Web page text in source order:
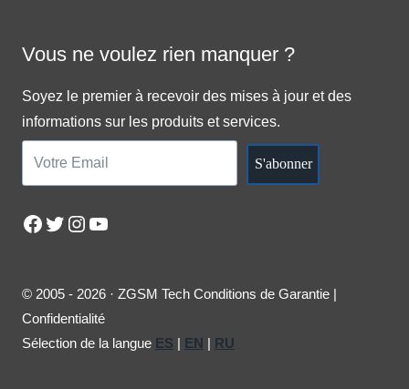
Vous ne voulez rien manquer ?
Soyez le premier à recevoir des mises à jour et des
informations sur les produits et services.
S'abonner
Facebook
Twitter
Instagram
YouTube
© 2005 - 2026 · ZGSM Tech Conditions de Garantie |
Confidentialité
Sélection de la langue ES | EN | RU